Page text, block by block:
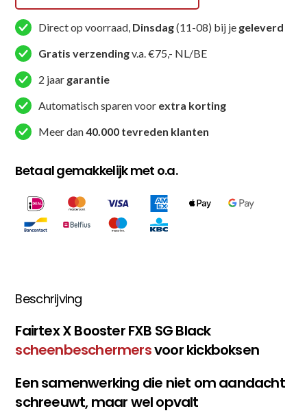
Direct op voorraad, Dinsdag(11-08) bij je geleverd
Gratis verzendingv.a. €75,- NL/BE
2 jaar garantie
Automatisch sparen voor extra korting
Meer dan40.000 tevreden klanten
Betaal gemakkelijk met o.a.
Beschrijving
Fairtex X Booster FXB SG Black
scheenbeschermersvoor kickboksen
Een samenwerking die niet om aandacht
schreeuwt, maar wel opvalt